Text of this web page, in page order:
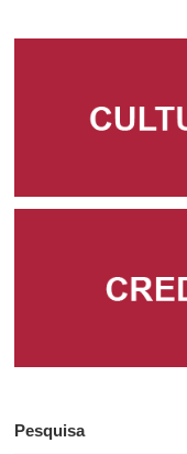
Pesquisa